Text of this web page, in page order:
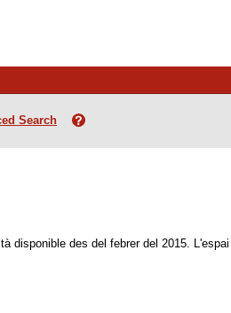
Search
disponible des del febrer del 2015.